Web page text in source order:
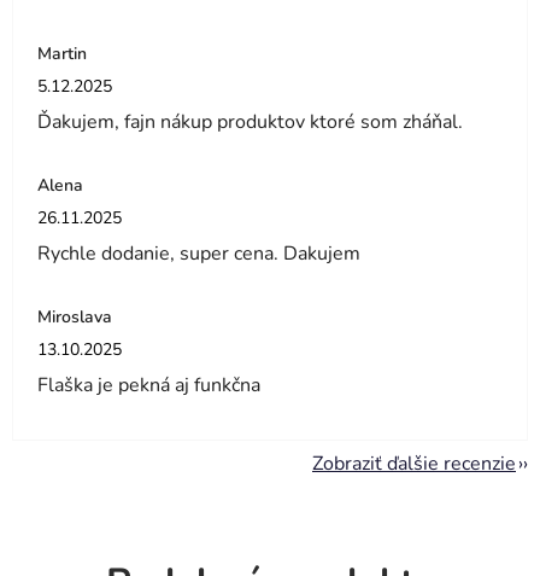
Martin
Hodnotenie obchodu je 5 z 5 hviezdičiek.
5.12.2025
Ďakujem, fajn nákup produktov ktoré som zháňal.
Alena
Hodnotenie obchodu je 5 z 5 hviezdičiek.
26.11.2025
Rychle dodanie, super cena. Dakujem
Miroslava
Hodnotenie obchodu je 5 z 5 hviezdičiek.
13.10.2025
Flaška je pekná aj funkčna
Zobraziť ďalšie recenzie